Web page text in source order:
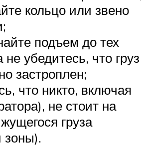
кольцо или звено
подъем до тех
не убедитесь, что груз
застроплен;
что никто, включая
не стоит на
груза
зоны).